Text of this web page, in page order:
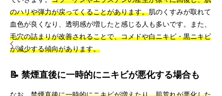
のハリや弾力が戻ってくることがあります。肌のくすみが取れて
血色が良くなり、透明感が増したと感じる人も多いです。また、
毛穴の詰まりが改善されることで、コメドや白ニキビ・黒ニキビ
が減少する傾向があります。
📝 禁煙直後に一時的にニキビが悪化する場合も